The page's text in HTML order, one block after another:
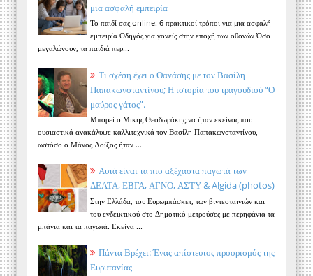
μια ασφαλή εμπειρία
Το παιδί σας online: 6 πρακτικοί τρόποι για μια ασφαλή
εμπειρία Οδηγός για γονείς στην εποχή των οθονών Όσο
μεγαλώνουν, τα παιδιά περ...
Τι σχέση έχει ο Θανάσης με τον Βασίλη
Παπακωνσταντίνου; Η ιστορία του τραγουδιού “Ο
μαύρος γάτος”.
Μπορεί ο Μίκης Θεοδωράκης να ήταν εκείνος που
ουσιαστικά ανακάλυψε καλλιτεχνικά τον Βασίλη Παπακωνσταντίνου,
ωστόσο ο Μάνος Λοΐζος ήταν ...
Αυτά είναι τα πιο αξέχαστα παγωτά των
ΔΕΛΤΑ, ΕΒΓΑ, ΑΓΝΟ, ΑΣΤΥ & Algida (photos)
Στην Ελλάδα, του Ευρωμπάσκετ, των βιντεοταινιών και
του ενδεικτικού στο Δημοτικό μετρούσες με περηφάνια τα
μπάνια και τα παγωτά. Εκείνα ...
Πάντα Βρέχει: Ένας απίστευτος προορισμός της
Ευρυτανίας